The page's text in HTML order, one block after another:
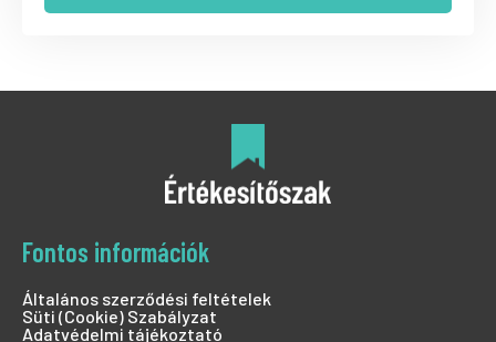
Fontos információk
Általános szerződési feltételek
Süti (Cookie) Szabályzat
Adatvédelmi tájékoztató